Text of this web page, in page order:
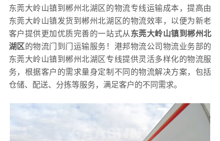
东莞大岭山镇到郴州北湖区的物流专线运输成本，提高由
东莞大岭山镇发货到郴州北湖区的物流效率，以便为新老
客户提供更加优质完善的一站式从 东莞大岭山镇到郴州北
湖区的物流门到门运输服务！港邦物流公司物流业务部的
东莞大岭山镇到郴州北湖区专线提供灵活多样化的物流服
务，根据客户的需求量身定制不同的物流解决方案，包括
仓储、配送、分拣等服务，满足客户的不同需求。